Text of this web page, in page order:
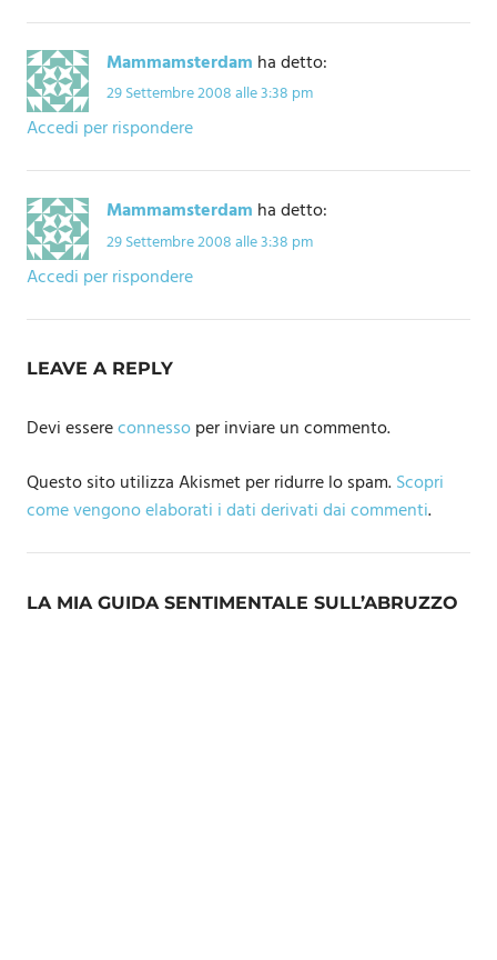
Mammamsterdam ha detto:
29 Settembre 2008 alle 3:38 pm
Accedi per rispondere
Mammamsterdam ha detto:
29 Settembre 2008 alle 3:38 pm
Accedi per rispondere
LEAVE A REPLY
Devi essereconnessoper inviare un commento.
Questo sito utilizza Akismet per ridurre lo spam.Scopri
come vengono elaborati i dati derivati dai commenti.
LA MIA GUIDA SENTIMENTALE SULL’ABRUZZO